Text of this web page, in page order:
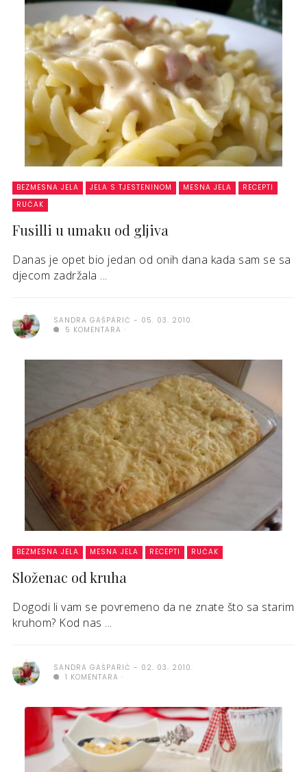
BEZMESNA JELA JELA S TJESTENINOM MESNA JELA
RECEPTI
RUČAK
Fusilli u umaku od gljiva
Danas je opet bio jedan od onih dana kada sam se sa
djecom zadržala ...
SANDRA GAŠPARIĆ
05. 03. 2010.
5 KOMENTARA
BEZMESNA JELA MESNA JELA RECEPTI RUČAK
Složenac od kruha
Dogodi li vam se povremeno da ne znate što sa starim
kruhom? Kod nas ...
SANDRA GAŠPARIĆ
02. 03. 2010.
1 KOMENTARA